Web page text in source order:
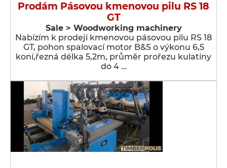
Prodám Pásovou kmenovou pilu RS 18
GT
Sale > Woodworking machinery
Nabízím k prodeji kmenovou pásovou pilu RS 18
GT, pohon spalovací motor B&S o výkonu 6,5
koní,řezná délka 5,2m, průměr prořezu kulatiny
do 4 …